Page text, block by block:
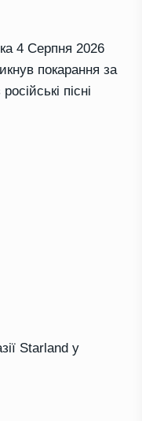
4 Серпня 2026
покарання за
пісні
Starland у